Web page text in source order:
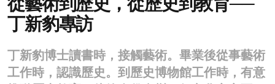
健康
商業
科技
丁新豹專訪
丁新豹博士讀書時，接觸藝術。畢業後從事藝術
工作時，認識歷史。到歷史博物館工作時，有意